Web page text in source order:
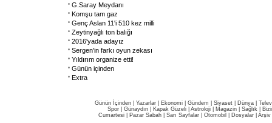
G.Saray Meydanı
Komşu tam gaz
Genç Aslan 11'i 510 kez milli
Zeytinyağlı ton balığı
2016'yada adayız
Sergen'in farkı oyun zekası
Yıldırım organize etti!
Günün içinden
Extra
Günün İçinden Yazarlar Ekonomi Gündem Siyaset Dünya |
Spor
Günaydın Kapak Güzeli Astroloji Magazin Sağlık
Cumartesi
Pazar Sabah Sarı Sayfalar Otomobil Dosyalar Arşiv